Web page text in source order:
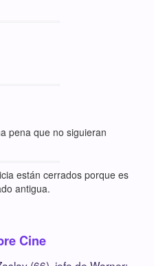
pena que no siguieran
están cerrados porque es
antigua.
Cine